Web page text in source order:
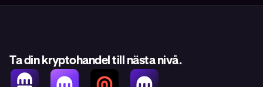
Ta din kryptohandel till nästa nivå.